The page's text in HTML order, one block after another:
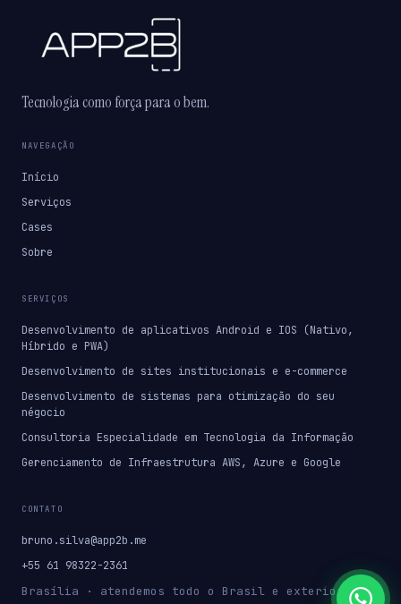
Tecnologia como força para o bem.
NAVEGAÇÃO
Início
Serviços
Cases
Sobre
SERVIÇOS
Desenvolvimento de aplicativos Android e IOS (Nativo,
Híbrido e PWA)
Desenvolvimento de sites institucionais e e-commerce
Desenvolvimento de sistemas para otimização do seu
négocio
Consultoria Especialidade em Tecnologia da Informação
Gerenciamento de Infraestrutura AWS, Azure e Google
CONTATO
bruno.silva@app2b.me
+55 61 98322-2361
Brasília · atendemos todo o Brasil e exterior